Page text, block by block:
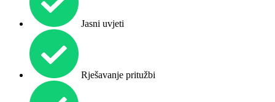
Jasni uvjeti
Rješavanje pritužbi